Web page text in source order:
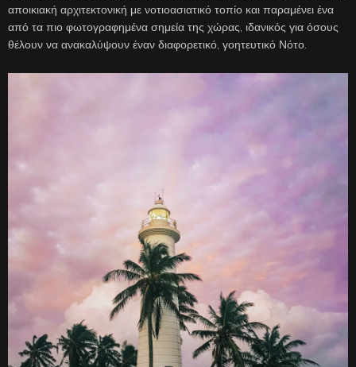
αποικιακή αρχιτεκτονική με νοτιοασιατικό τοπίο και παραμένει ένα
από τα πιο φωτογραφημένα σημεία της χώρας, ιδανικός για όσους
θέλουν να ανακαλύψουν έναν διαφορετικό, γοητευτικό Νότο.